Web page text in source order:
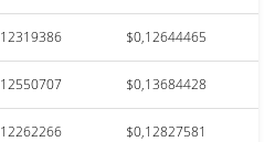
$0,12644465
$0,13684428
$0,12827581